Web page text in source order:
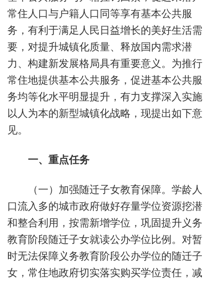
常住人口与户籍人口同等享有基本公共服
务，有利于满足人民日益增长的美好生活需
要，对提升城镇化质量、释放国内需求潜
力、构建新发展格局具有重要意义。为推行
常住地提供基本公共服务，促进基本公共服
务均等化水平明显提升，有力支撑深入实施
以人为本的新型城镇化战略，现提出如下意
见。
一、重点任务
（一）加强随迁子女教育保障。学龄人
口流入多的城市政府做好存量学位资源挖潜
和整合利用，按需新增学位，巩固提升义务
教育阶段随迁子女就读公办学位比例。对暂
时无法保障义务教育阶段公办学位的随迁子
女，常住地政府切实落实购买学位责任，减